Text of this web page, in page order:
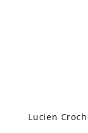
Lucien